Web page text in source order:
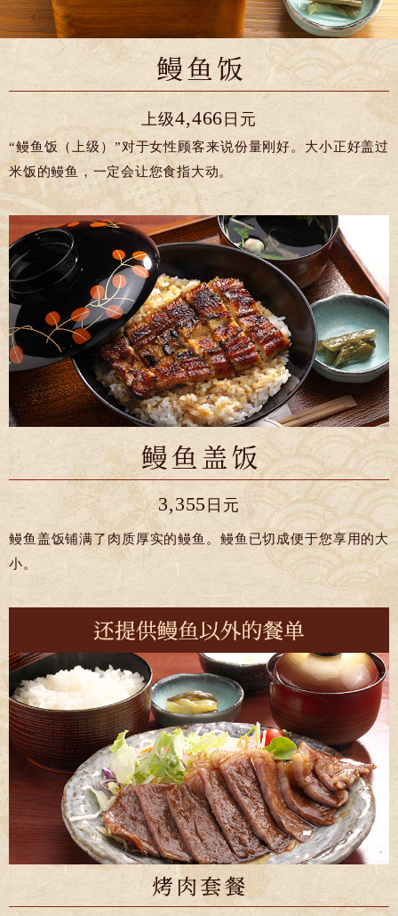
上级4,466 日元
“鳗鱼饭（上级）”对于女性顾客来说份量刚好。大小正好盖过
米饭的鳗鱼，一定会让您食指大动。
3,355 日元
鳗鱼盖饭铺满了肉质厚实的鳗鱼。鳗鱼已切成便于您享用的大
小。